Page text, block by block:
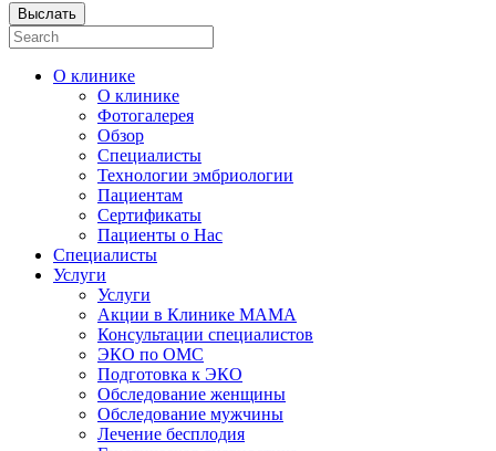
Выслать
О клинике
О клинике
Фотогалерея
Обзор
Специалисты
Технологии эмбриологии
Пациентам
Сертификаты
Пациенты о Нас
Специалисты
Услуги
Услуги
Акции в Клинике МАМА
Консультации специалистов
ЭКО по ОМС
Подготовка к ЭКО
Обследование женщины
Обследование мужчины
Лечение бесплодия